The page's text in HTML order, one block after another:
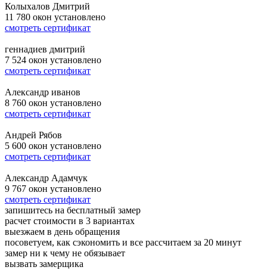
Колыхалов Дмитрий
11 780 окон установлено
смотреть сертификат
геннадиев дмитрий
7 524 окон установлено
смотреть сертификат
Александр иванов
8 760 окон установлено
смотреть сертификат
Андрей Рябов
5 600 окон установлено
смотреть сертификат
Александр Адамчук
9 767 окон установлено
смотреть сертификат
запишитесь на бесплатный замер
расчет стоимости в 3 вариантах
выезжаем в день обращения
посоветуем, как сэкономить и все рассчитаем за 20 минут
замер ни к чему не обязывает
вызвать замерщика